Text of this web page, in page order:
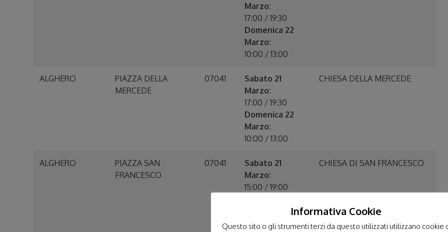
Marzo:
17:00 / 19:30
Domenica 22
Marzo:
10:00 / 13:00
ALGHERO
PIAZZA DELLA
MERCEDE
07041
Sabato 21
Marzo:
17:00 / 19:30
Domenica 22
Marzo:
10:00 / 13:00
CHIESA DELLA MERCEDE
ALGHERO
PIAZZA SAN
FRANCESCO
07041
Sabato 21
Marzo:
15:00 / 19:00
10:00 / 13:00
CHIESA DI SAN FRANCESCO
Informativa Cookie
Questo sito o gli strumenti terzi da questo utilizzati utilizzano cookie